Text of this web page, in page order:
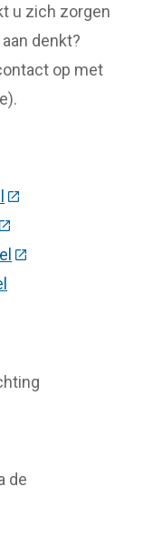
u zich zorgen
denkt?
op met
(Deze link gaat
(Deze link gaat
(Deze link gaat
de